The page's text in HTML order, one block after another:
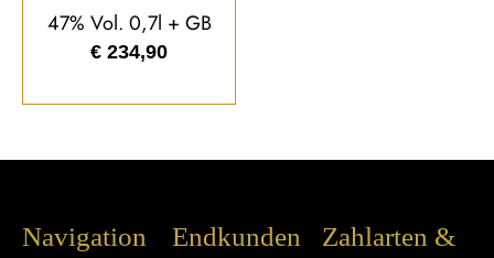
47% Vol. 0,7l + GB
€ 234,90
Navigation Endkunden
Zahlarten &